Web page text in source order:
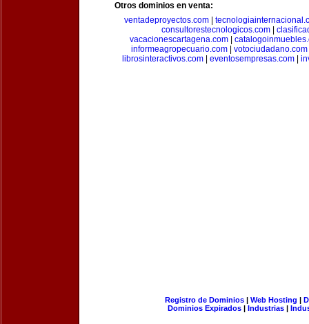
Otros dominios en venta:
ventadeproyectos.com|
consultorestecnologicos.com
vacacionescartagena.com
informeagropecuario.com| votociudadano.com
librosinteractivos.com| eventosempresas.com|
Registro de Dominios| Web Hosting |
Dominios Expirados | Industrias |